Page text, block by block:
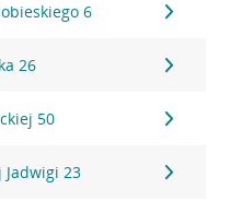
6
26
50
Jadwigi 23